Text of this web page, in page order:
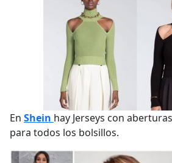
En Shein hay Jerseys con
para todos los bolsillos.